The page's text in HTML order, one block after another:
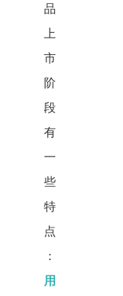
品
上
市
阶
段
有
一
些
特
点
：
用